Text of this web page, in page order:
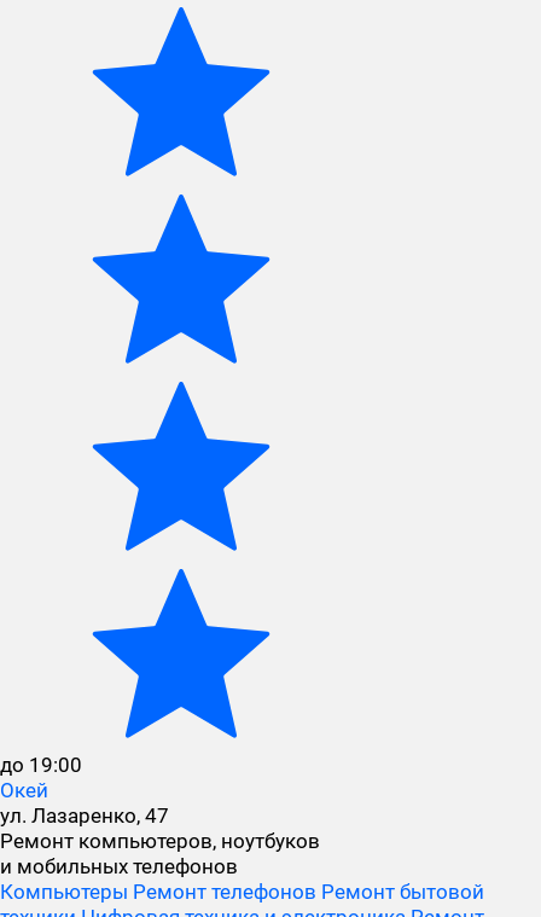
до 19:00
Окей
ул. Лазаренко, 47
Ремонт компьютеров, ноутбуков
и мобильных телефонов
Компьютеры Ремонт телефонов Ремонт бытовой